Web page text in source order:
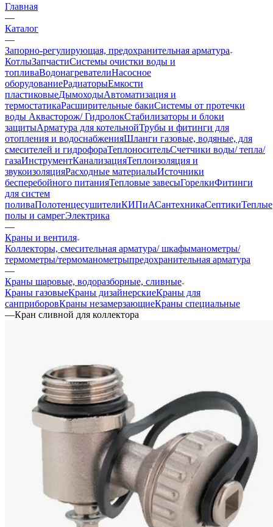
Главная
—
Каталог
—
Запорно-регулирующая, предохранительная арматура
КотлыЗапчастиСистемы очистки воды и
топливаВодонагревателиНасосное
оборудованиеРадиаторыЕмкости
пластиковыеДымоходыАвтоматизация и
термостатикаРасширительные бакиСистемы от протечки
воды Аквасторож/ ГидролокСтабилизаторы и блоки
защитыАрматура для котельнойТрубы и фитинги для
отопления и водоснабженияШланги газовые, водяные, для
смесителей и гидрофораТеплоносительСчетчики воды/ тепла/
газаИнструментКанализацияТеплоизоляция и
звукоизоляцияРасходные материалыИсточники
бесперебойного питанияТепловые завесыГорелкиФитинги
для систем
поливаПолотенцесушителиКИПиАСантехникаСептикиТеплые
полы и самрегЭлектрика
—
Краны и вентиля
Коллекторы, смесительная арматура/ шкафыманометры/
термометры/термоманометрыпредохранительная арматура
—
Краны шаровые, водоразборные, сливные
Краны газовыеКраны дизайнерскиеКраны для
санприборовКраны незамерзающиеКраны специальные
—Кран сливной для коллектора